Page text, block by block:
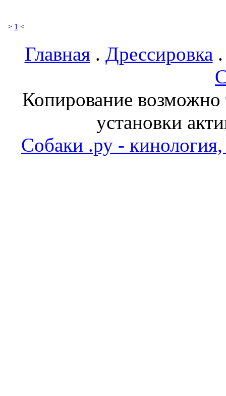
> 1 <
Главная. Дрессировка
Копирование возможно
установки
Собаки .ру - кинология,